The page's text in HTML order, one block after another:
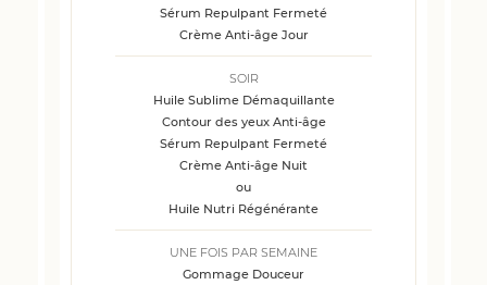
Sérum Repulpant Fermeté
Crème Anti-âge Jour
SOIR
Huile Sublime Démaquillante
Contour des yeux Anti-âge
Sérum Repulpant Fermeté
Crème Anti-âge Nuit
ou
Huile Nutri Régénérante
UNE FOIS PAR SEMAINE
Gommage Douceur